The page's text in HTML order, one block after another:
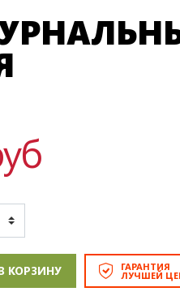
КОРЗИНУ ГАРАНТИЯ
ЛУЧШЕЙ